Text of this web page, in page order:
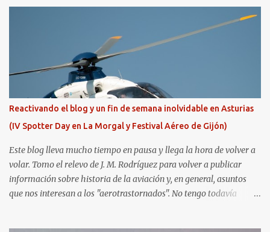
Reactivando el blog y un fin de semana inolvidable en Asturias
(IV Spotter Day en La Morgal y Festival Aéreo de Gijón)
Este blog lleva mucho tiempo en pausa y llega la hora de volver a
volar. Tomo el relevo de J. M. Rodríguez para volver a publicar
información sobre historia de la aviación y, en general, asuntos
que nos interesan a los "aerotrastornados". No tengo todavía